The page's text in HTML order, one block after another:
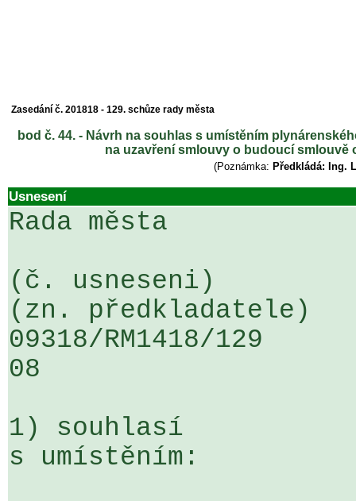
Zasedání č. 201818 - 129. schůze rady města
bod č. 44. - Návrh na souhlas s umístěním
na uzavření smlouvy o budoucí smlouvě
(Poznámka: Předkládá: Ing.
Usnesení
Rada města
(č. usneseni)
(zn. předkladatele)
09318/RM1418/
08
1) souhlasí
s umístěním: